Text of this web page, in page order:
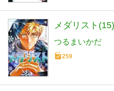
メダリスト
つるまいかだ
259